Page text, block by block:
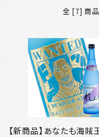
名入れ（縦書き）か
名入れ（横書き）から
配送方法
お支払方法
プライバシーポリシー
全 [7] 商
【新商品】あなたも海賊